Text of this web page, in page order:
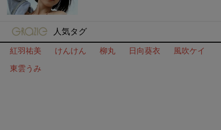
gravure-grazie
人気タグ
紅羽祐美
けんけん 柳丸 日向葵衣
風吹ケイ
東雲うみ